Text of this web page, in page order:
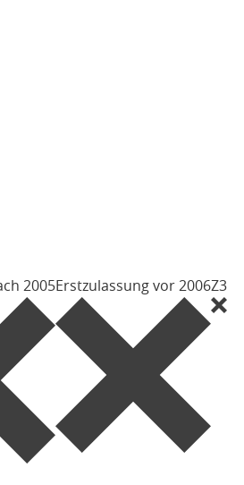
2005Erstzulassung vor 2006Z3